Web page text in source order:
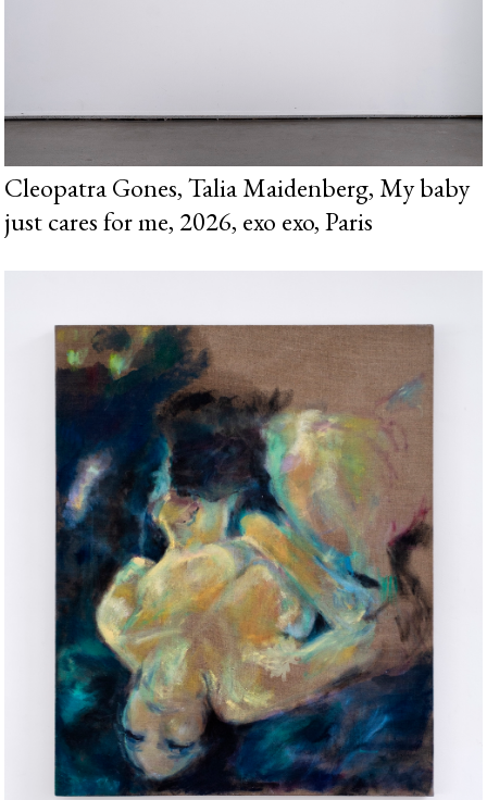
Cleopatra Gones, Talia Maidenberg, My baby
just cares for me, 2026, exo exo, Paris